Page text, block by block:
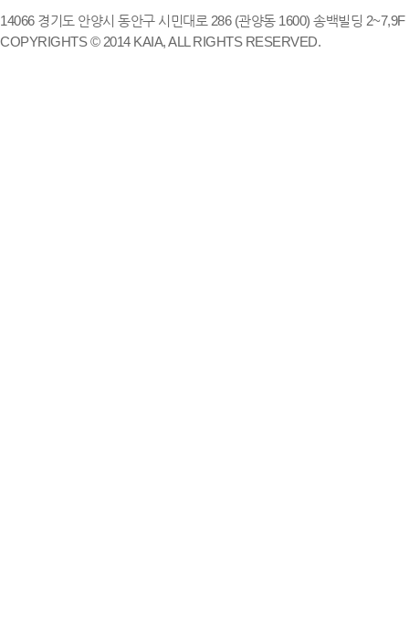
14066 경기도 안양시 동안구 시민대로 286 (관양동 1600) 송백빌딩
COPYRIGHTS © 2014 KAIA, ALL RIGHTS RESERVED.